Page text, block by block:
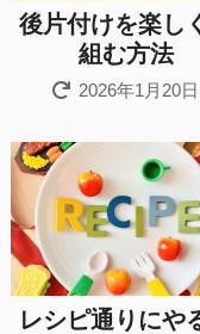
後片付けを楽し
組む方法
2026年1月20日
レシピ通りにや